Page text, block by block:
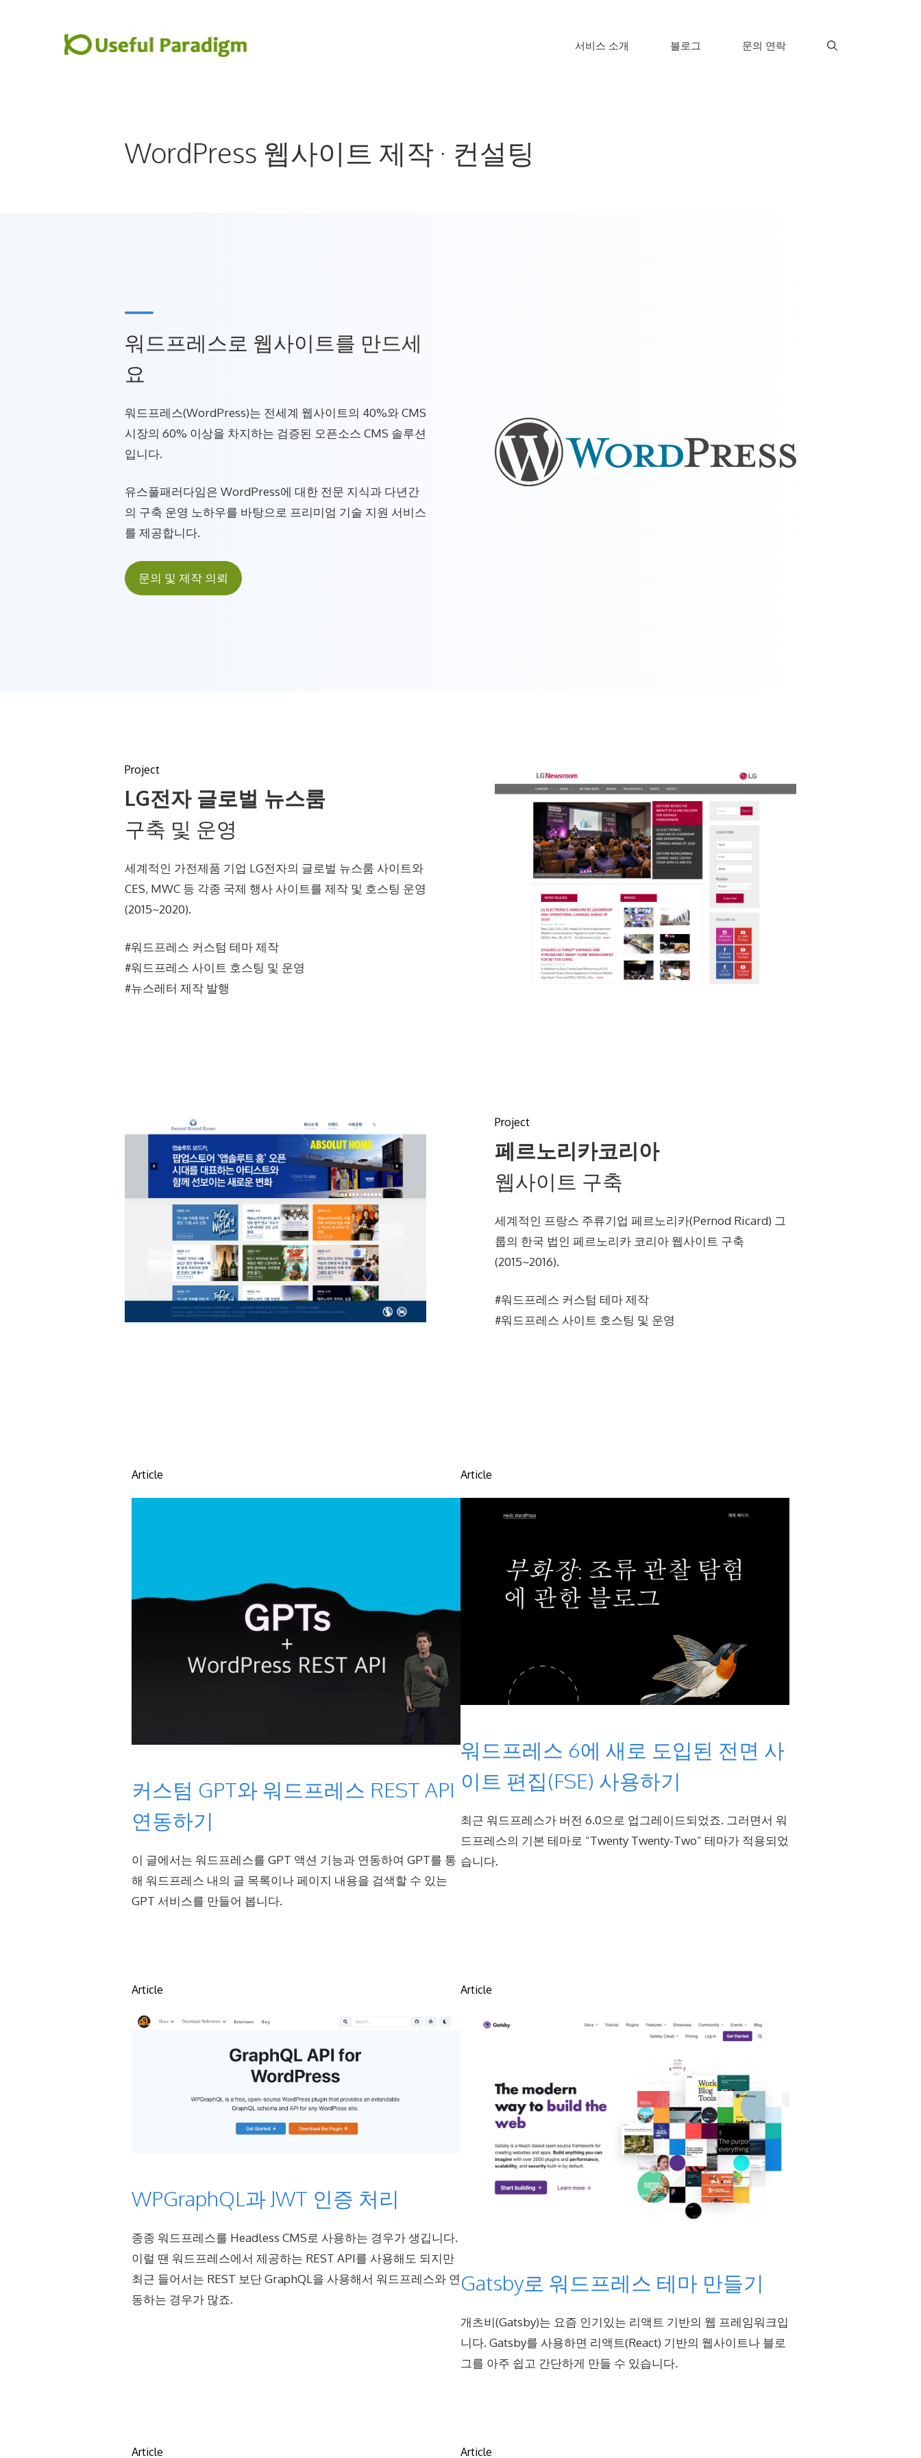
서비스 소개 블로그 문의 연락
WordPress 웹사이트 제작 · 컨설팅
워드프레스로 웹사이트를 만드세
요
워드프레스(WordPress)는 전세계 웹사이트의 40%와 CMS
시장의 60% 이상을 차지하는 검증된 오픈소스 CMS 솔루션
입니다.
유스풀패러다임은 WordPress에 대한 전문 지식과 다년간
의 구축 운영 노하우를 바탕으로 프리미엄 기술 지원 서비스
를 제공합니다.
문의 및 제작 의뢰
Project
LG전자 글로벌 뉴스룸
구축 및 운영
세계적인 가전제품 기업 LG전자의 글로벌 뉴스룸 사이트와
CES, MWC 등 각종 국제 행사 사이트를 제작 및 호스팅 운영
(2015~2020).
#워드프레스 커스텀 테마 제작
#워드프레스 사이트 호스팅 및 운영
#뉴스레터 제작 발행
Project
페르노리카코리아
웹사이트 구축
세계적인 프랑스 주류기업 페르노리카(Pernod Ricard) 그
룹의 한국 법인 페르노리카 코리아 웹사이트 구축
(2015~2016).
#워드프레스 커스텀 테마 제작
#워드프레스 사이트 호스팅 및 운영
Article
커스텀 GPT와 워드프레스 REST API
연동하기
이 글에서는 워드프레스를 GPT 액션 기능과 연동하여 GPT를 통
해 워드프레스 내의 글 목록이나 페이지 내용을 검색할 수 있는
GPT 서비스를 만들어 봅니다.
Article
워드프레스 6에 새로 도입된 전면 사
이트 편집(FSE) 사용하기
최근 워드프레스가 버전 6.0으로 업그레이드되었죠. 그러면서 워
드프레스의 기본 테마로 “Twenty Twenty-Two” 테마가 적용되었
습니다.
Article
WPGraphQL과 JWT 인증 처리
종종 워드프레스를 Headless CMS로 사용하는 경우가 생깁니다.
이럴 땐 워드프레스에서 제공하는 REST API를 사용해도 되지만
최근 들어서는 REST 보단 GraphQL을 사용해서 워드프레스와 연
동하는 경우가 많죠.
Article
Gatsby로 워드프레스 테마 만들기
개츠비(Gatsby)는 요즘 인기있는 리액트 기반의 웹 프레임워크입
니다. Gatsby를 사용하면 리액트(React) 기반의 웹사이트나 블로
그를 아주 쉽고 간단하게 만들 수 있습니다.
Article Article